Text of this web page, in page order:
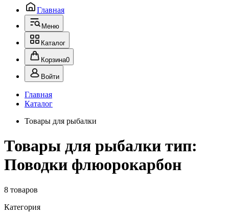
Главная
Меню
Каталог
Корзина0
Войти
Главная
Каталог
Товары для рыбалки
Товары для рыбалки тип:
Поводки флюорокарбон
8 товаров
Категория